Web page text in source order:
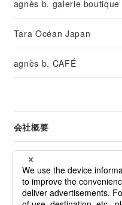
agnès b. galerie boutique
Tara Océan Japan
agnès b. CAFÉ
会社概要
リーガル
カスタマーサービス